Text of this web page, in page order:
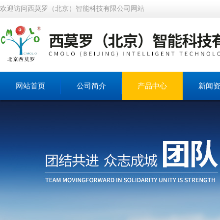
欢迎访问西莫罗（北京）智能科技有限公司网站
网站首页 公司简介 产品中心 新闻